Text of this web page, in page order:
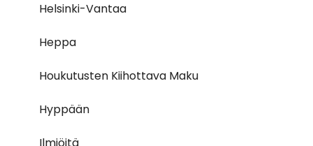
Helsinki-Vantaa
Heppa
Houkutusten Kiihottava Maku
Hyppään